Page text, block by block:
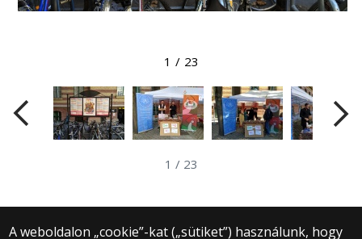
1 / 23
1 / 23
A weboldalon „cookie”-kat („sütiket”) használunk, hogy